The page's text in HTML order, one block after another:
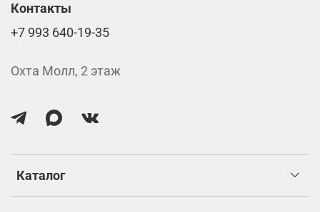
Каталог
Контакты
+7 993 640-19-35
Охта Молл, 2 этаж